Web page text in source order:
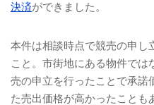
決済ができました。
本件は相談時点で競売の申し
こと。市街地にある物件では
売の申立を行ったことで承諾
た売出価格が高かったことも